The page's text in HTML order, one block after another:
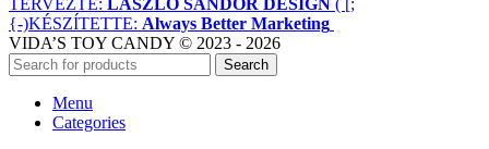
TERVEZTE: LASZLO SANDOR DESIGN ( [;
{-)KÉSZÍTETTE: Always Better Marketing
VIDA’S TOY CANDY © 2023 - 2026
Search
Menu
Categories